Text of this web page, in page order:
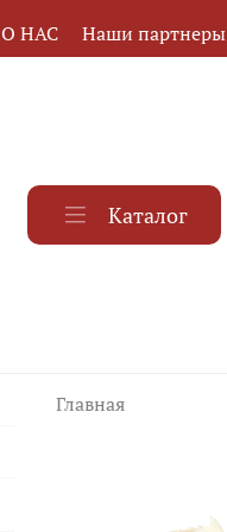
О НАС Наши партнеры
Каталог
Главная